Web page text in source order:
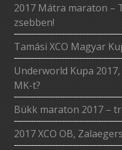
2017 Mátra maraton –
zsebben!
Tamási XCO Magyar
Underworld Kupa
MK-t?
Bükk maraton 2017 –
2017 XCO OB,